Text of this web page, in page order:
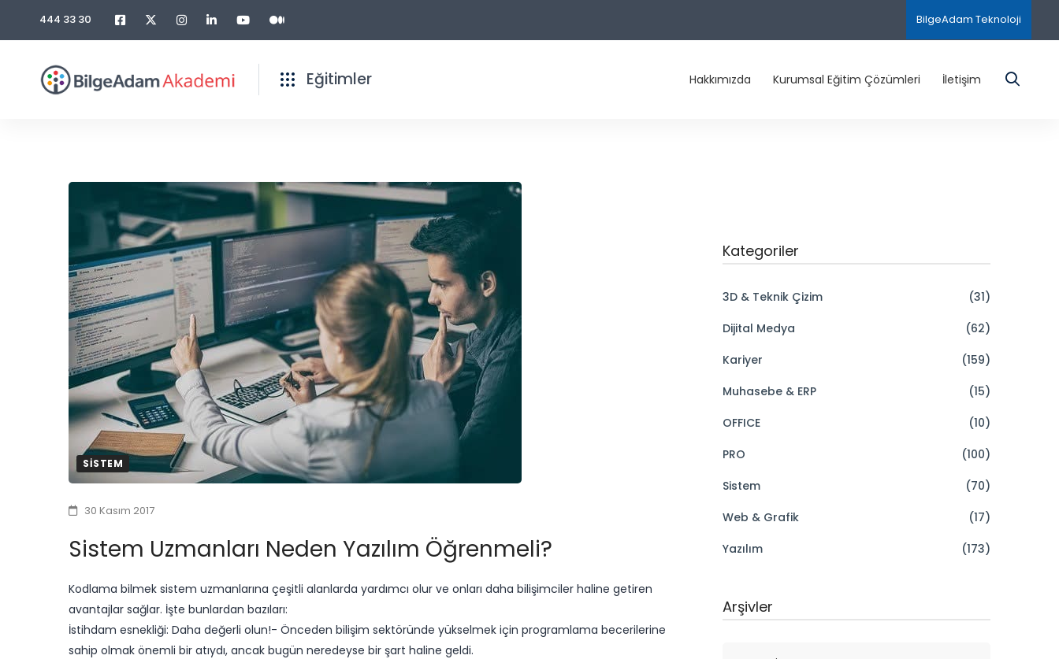
444 33 30 BilgeAdam Teknoloji
Eğitimler Hakkımızda Kurumsal Eğitim Çözümleri İletişim
SISTEM
30 Kasım 2017
Sistem Uzmanları Neden Yazılım Öğrenmeli?
Kodlama bilmek sistem uzmanlarına çeşitli alanlarda yardımcı olur ve onları daha bilişimciler haline getiren
avantajlar sağlar. İşte bunlardan bazıları:
İstihdam esnekliği: Daha değerli olun!- Önceden bilişim sektöründe yükselmek için programlama becerilerine
sahip olmak önemli bir atıydı, ancak bugün neredeyse bir şart haline geldi.
Kategoriler
3D & Teknik Çizim
(31)
Dijital Medya
(62)
Kariyer
(159)
Muhasebe & ERP
(15)
OFFICE
(10)
PRO
(100)
Sistem
(70)
Web & Grafik
(17)
Yazılım
(173)
Arşivler